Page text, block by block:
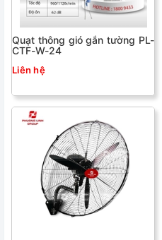
Quạt thông gió gắn tường PL-
CTF-W-24
Liên hệ